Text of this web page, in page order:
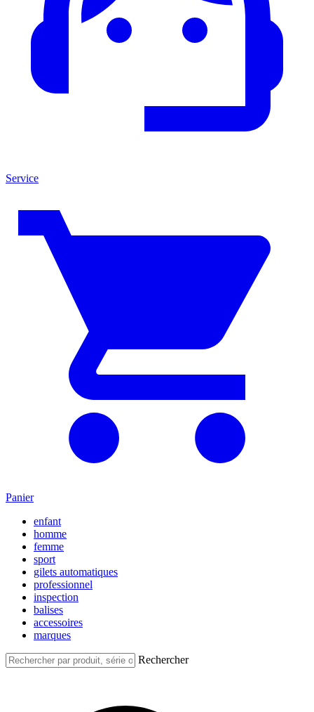
Service
Panier
enfant
homme
femme
sport
gilets automatiques
professionnel
inspection
balises
accessoires
marques
Rechercher